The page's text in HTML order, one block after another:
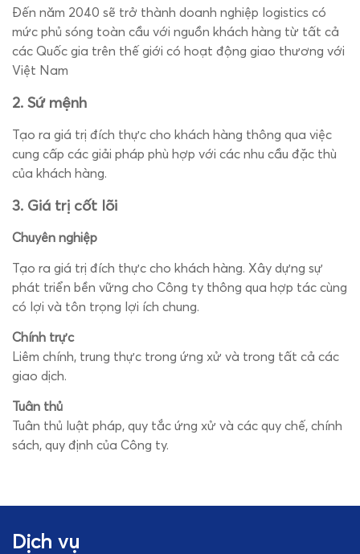
Đến năm 2040 sẽ trở thành doanh nghiệp logistics có
mức phủ sóng toàn cầu với nguồn khách hàng từ tất cả
các Quốc gia trên thế giới có hoạt động giao thương với
Việt Nam
2. Sứ mệnh
Tạo ra giá trị đích thực cho khách hàng thông qua việc
cung cấp các giải pháp phù hợp với các nhu cầu đặc thù
của khách hàng.
3. Giá trị cốt lõi
Chuyên nghiệp
Tạo ra giá trị đích thực cho khách hàng. Xây dựng sự
phát triển bền vững cho Công ty thông qua hợp tác cùng
có lợi và tôn trọng lợi ích chung.
Chính trực
Liêm chính, trung thực trong ứng xử và trong tất cả các
giao dịch.
Tuân thủ
Tuân thủ luật pháp, quy tắc ứng xử và các quy chế, chính
sách, quy định của Công ty.
Dịch vụ